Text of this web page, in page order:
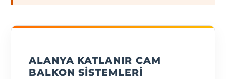
ALANYA KATLANIR CAM
BALKON SISTEMLERI
Antalya
Balıkesir